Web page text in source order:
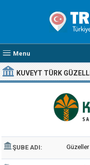
Menu
KUVEYT TÜRK
ŞUBE ADI: Güzeller